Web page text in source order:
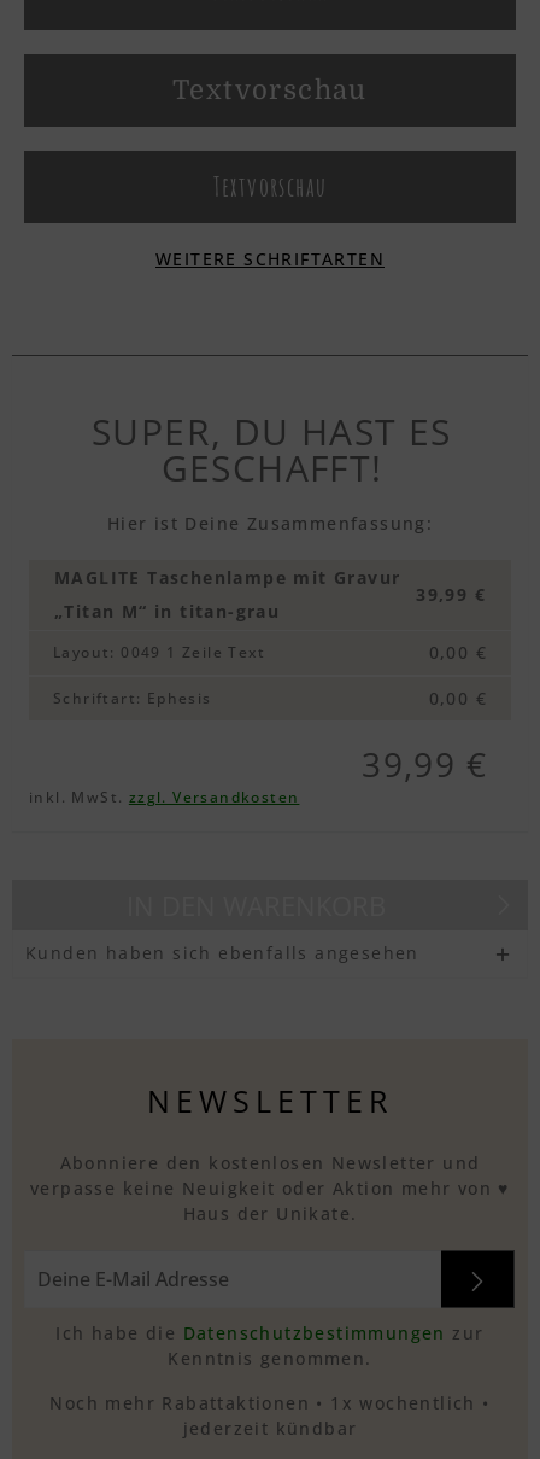
Textvorschau
Textvorschau
Textvorschau
Textvorschau
Textvorschau
Textvorschau
Textvorschau
Textvorschau
Textvorschau
WEITERE SCHRIFTARTEN
SUPER, DU HAST ES
GESCHAFFT!
Hier ist Deine Zusammenfassung:
MAGLITE Taschenlampe mit Gravur
„Titan M“ in titan-grau
39,99 €
Layout: 0049 1 Zeile Text 0,00 €
Schriftart: Ephesis 0,00 €
39,99 €
inkl. MwSt. zzgl. Versandkosten
Kunden haben sich ebenfalls angesehen
NEWSLETTER
Abonniere den kostenlosen Newsletter und
verpasse keine Neuigkeit oder Aktion mehr von ♥
Haus der Unikate.
Ich habe die Datenschutzbestimmungen zur
Kenntnis genommen.
Noch mehr Rabattaktionen • 1x wochentlich •
jederzeit kündbar